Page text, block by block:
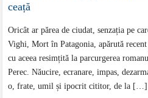
ceață
Oricât ar părea de ciudat, senzația pe
Vighi, Mort în Patagonia, apărută
cu aceea resimțită la parcurgerea
Perec. Năucire, ecranare, impas,
o, frate, umil și ipocrit cititor, de la […]